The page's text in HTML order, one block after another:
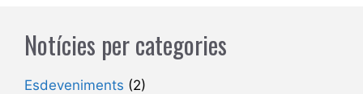
Notícies per categories
Esdeveniments (2)